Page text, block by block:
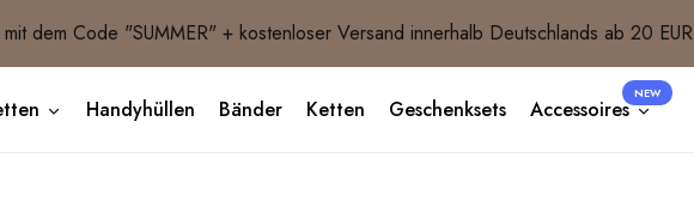
dem Code "SUMMER" + kostenloser Versand innerhalb Deutschlands ab 20 EUR
Handyhüllen Bänder Ketten Geschenksets Accessoires
NEW